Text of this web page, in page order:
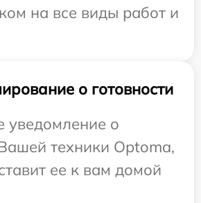
на все виды работ и
о готовности
уведомление о
техники Optoma,
ее к вам домой